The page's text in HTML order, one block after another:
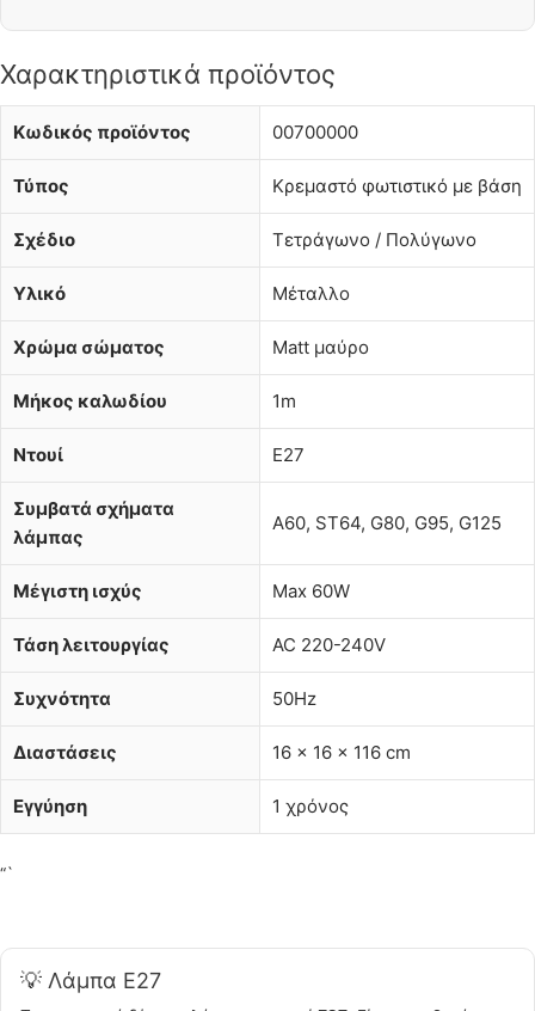
Χαρακτηριστικά προϊόντος
Κωδικός προϊόντος 00700000
Τύπος Κρεμαστό φωτιστικό με βάση
Σχέδιο Τετράγωνο / Πολύγωνο
Υλικό Μέταλλο
Χρώμα σώματος Matt μαύρο
Μήκος καλωδίου 1m
Ντουί E27
Συμβατά σχήματα
λάμπας
A60, ST64, G80, G95, G125
Μέγιστη ισχύς Max 60W
Τάση λειτουργίας AC 220-240V
Συχνότητα 50Hz
Διαστάσεις 16 × 16 × 116 cm
Εγγύηση 1 χρόνος
“`
💡 Λάμπα E27